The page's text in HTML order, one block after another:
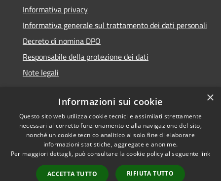
Informativa privacy
Informativa generale sul trattamento dei dati personali
Decreto di nomina DPO
Responsabile della protezione dei dati
Note legali
RSS
Accessibilità
Cookie
Mappa del sito
© 2021 - 2026 Comune di
Chiavari -Area Riservata
×
Informazioni sui cookie
Questo sito web utilizza cookie tecnici e assimilati strettamente
necessari al corretto funzionamento e alla navigazione del sito,
nonché un cookie tecnico analitico al solo fine di elaborare
informazioni statistiche, aggregate e anonime.
Per maggiori dettagli, può consultare la cookie policy al seguente link
ACCETTA TUTTO RIFIUTA TUTTO